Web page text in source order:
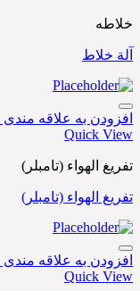
خلاطه
آلة خلاط
افزودن به علاقه مندی
Quick View
تفريغ الهواء (تامبلر)
تفريغ الهواء (تامبلر)
افزودن به علاقه مندی
Quick View